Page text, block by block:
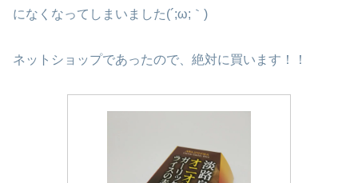
になくなってしまいました(´;ω;｀)
ネットショップであったので、絶対に買います！！